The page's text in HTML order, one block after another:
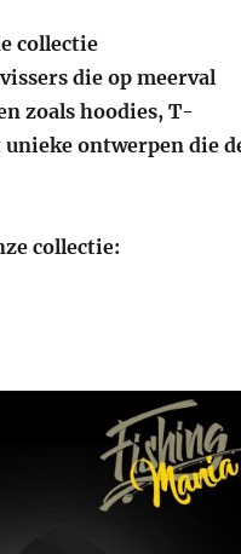
collectie
die op meerval
zoals hoodies, T-
unieke ontwerpen die
collectie: